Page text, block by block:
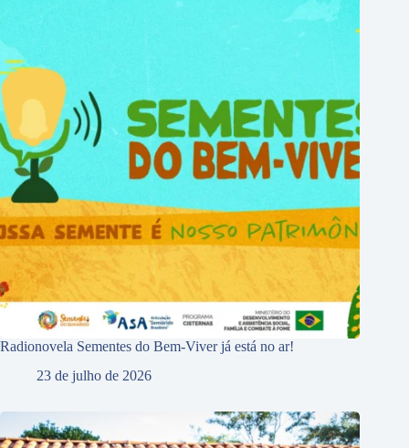
Radionovela Sementes do Bem-Viver já está no ar!
23 de julho de 2026